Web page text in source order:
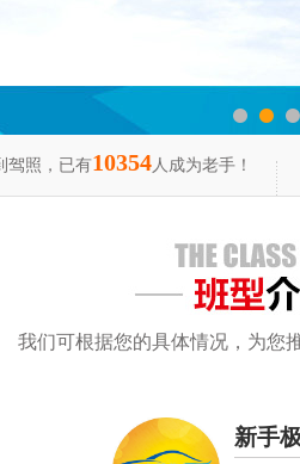
驾照，已有10354人成为老手！
我们可根据您的具体情况，为您
新手